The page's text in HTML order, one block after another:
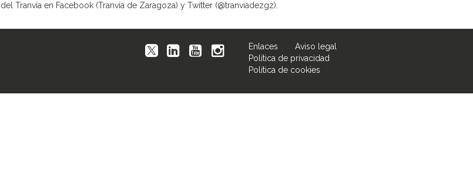
Tranvía en Facebook (Tranvía de Zaragoza) y Twitter (@tranviadezgz).
Enlaces
Aviso legal
Política de privacidad
Política de cookies